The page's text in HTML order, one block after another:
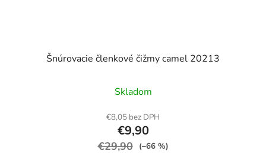
Šnúrovacie členkové čižmy camel 20213
Skladom
€8,05 bez DPH
€9,90
€29,90 (–66 %)